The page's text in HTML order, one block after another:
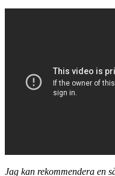
Jag kan rekommendera en